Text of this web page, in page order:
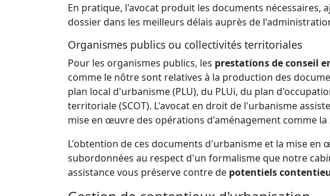
En pratique, l'avocat produit les documents nécessaires,
dossier dans les meilleurs délais auprès de
Organismes publics ou collectivités territoriales
Pour les organismes publics, les prestations de conseil
comme le nôtre sont relatives à la production des
plan local d'urbanisme (PLU), du PLUi, du plan
territoriale (SCOT). L'avocat en droit de l'urbanisme
mise en œuvre des opérations d'aménagement comme la
L'obtention de ces documents d'urbanisme et la mise
subordonnées au respect d'un formalisme que notre
assistance vous préserve contre de potentiels